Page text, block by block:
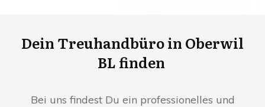
Dein Treuhandbüro in Oberwil
BL finden
Bei uns findest Du ein professionelles und